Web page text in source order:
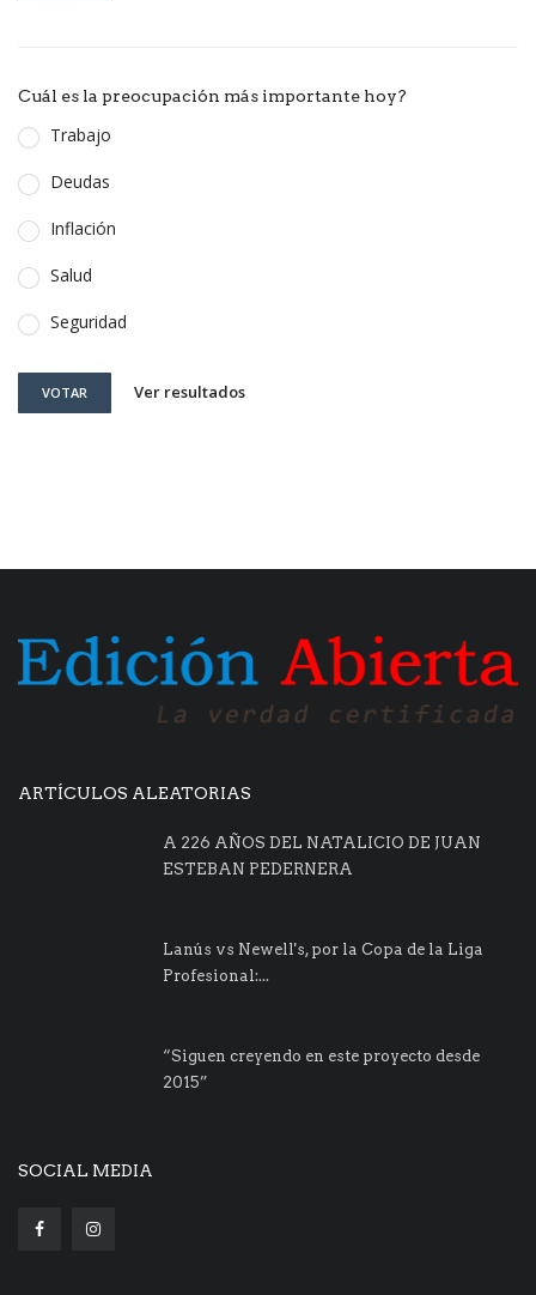
Cuál es la preocupación más importante hoy?
Trabajo
Deudas
Inflación
Salud
Seguridad
VOTAR Ver resultados
ARTÍCULOS ALEATORIAS
A 226 AÑOS DEL NATALICIO DE JUAN
ESTEBAN PEDERNERA
Lanús vs Newell's, por la Copa de la Liga
Profesional:...
“Siguen creyendo en este proyecto desde
2015”
SOCIAL MEDIA